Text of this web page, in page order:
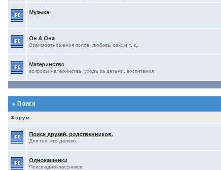
Музыка
Он & Она
Взаимоотношения полов, любовь, секс и т. д.
Материнство
вопросы материнства, ухода за детьми, воспитания
Поиск
Форум
Поиск друзей, родственников.
Для тех, кто далеко.
Однокашники
Поиск одноклассников